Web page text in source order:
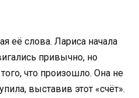
её слова. Лариса начала
привычно, но
что произошло. Она не
выставив этот «счёт».